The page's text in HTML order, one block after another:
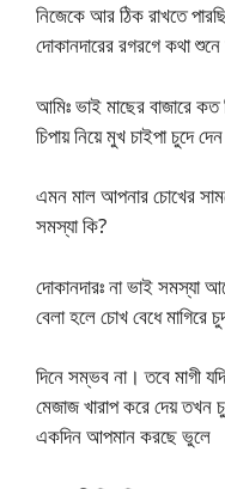
নিজেকে আর ঠিক রাখতে
দোকানদারের রগরগে কথা শুনে
আমিঃ ভাই মাছের বাজারে
চিপায় নিয়ে মুখ চাইপা চুদে
এমন মাল আপনার চোখের
সমস্যা কি?
দোকানদারঃ না ভাই সমস্যা
বেলা হলে চোখ বেধে মাগিরে
দিনে সম্ভব না। তবে মাগী
মেজাজ খারাপ করে দেয় তখন
একদিন আপমান করছে ভুলে